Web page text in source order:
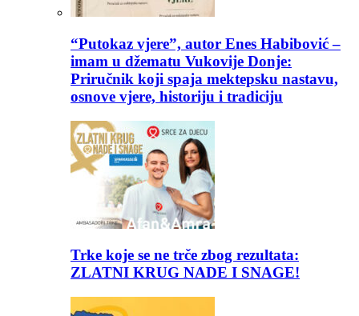
“Putokaz vjere”, autor Enes Habibović –
imam u džematu Vukovije Donje:
Priručnik koji spaja mektepsku nastavu,
osnove vjere, historiju i tradiciju
Trke koje se ne trče zbog rezultata:
ZLATNI KRUG NADE I SNAGE!